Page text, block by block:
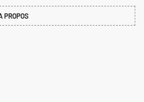
PROPOS